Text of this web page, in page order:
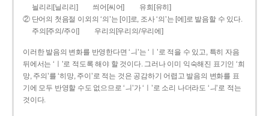
늴리리[닐리리]
씌어[씨어]
유희[유히]
② 단어의 첫음절 이외의 ‘의’는 [이]로, 조사 ‘의’는 [에]로 발음할 수 있다.
주의[주의/주이]
우리의[우리의/우리에]
이러한 발음의 변화를 반영한다면 ‘ㅢ’는 ‘ㅣ’로 적을 수 있고, 특히 자음
뒤에서는 ‘ㅣ’로 적도록 해야 할 것이다. 그러나 이미 익숙해진 표기인 ‘희
망, 주의’를 ‘히망, 주이’로 적는 것은 공감하기 어렵고 발음의 변화를 표
기에 모두 반영할 수도 없으므로 ‘ㅢ’가 ‘ㅣ’로 소리 나더라도 ‘ㅢ’로 적는
것이다.